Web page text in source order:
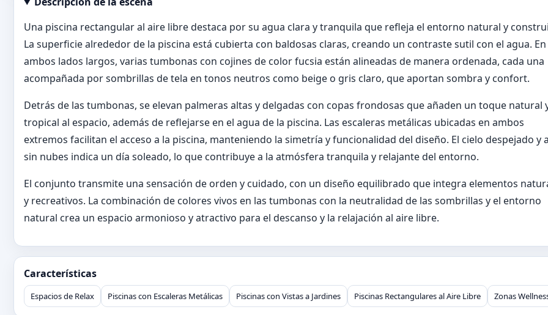
Abrir imagen en tamaño completo
Una piscina rectangular al aire libre destaca por su agua clara y tranquila que refleja el entorno natural y
La superficie alrededor de la piscina está cubierta con baldosas claras, creando un contraste sutil con el agua. En
ambos lados largos, varias tumbonas con cojines de color fucsia están alineadas de manera ordenada, cada una
acompañada por sombrillas de tela en tonos neutros como beige o gris claro, que aportan sombra y confort.
Detrás de las tumbonas, se elevan palmeras altas y delgadas con copas frondosas que añaden un toque natural
tropical al espacio, además de reflejarse en el agua de la piscina. Las escaleras metálicas ubicadas en ambos
extremos facilitan el acceso a la piscina, manteniendo la simetría y funcionalidad del diseño. El cielo despejado y
sin nubes indica un día soleado, lo que contribuye a la atmósfera tranquila y relajante del entorno.
El conjunto transmite una sensación de orden y cuidado, con un diseño equilibrado que integra elementos
y recreativos. La combinación de colores vivos en las tumbonas con la neutralidad de las sombrillas y el entorno
natural crea un espacio armonioso y atractivo para el descanso y la relajación al aire libre.
Características
Espacios de Relax Piscinas con Escaleras Metálicas Piscinas con Vistas a Jardines Piscinas Rectangulares al Aire Libre Zonas